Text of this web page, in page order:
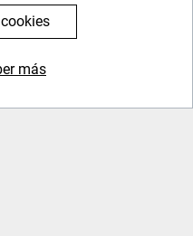
zona geotérmica de
de Strokkur
ver numerosos
más